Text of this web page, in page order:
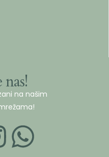
na našim